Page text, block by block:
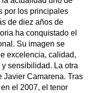
por los principales
de diez años de
ha conquistado el
Su imagen se
excelencia, calidad,
sensibilidad. La otra
Javier Camarena. Tras
el 2007, el tenor